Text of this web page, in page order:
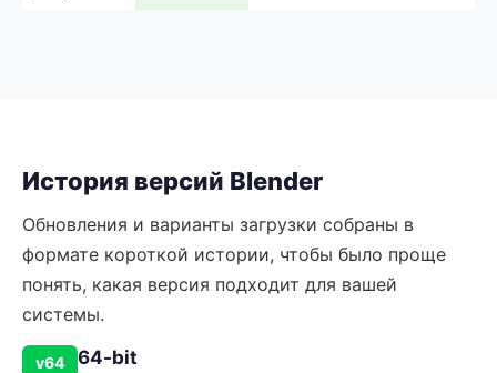
История версий Blender
Обновления и варианты загрузки собраны в
формате короткой истории, чтобы было проще
понять, какая версия подходит для вашей
системы.
v64
64-bit